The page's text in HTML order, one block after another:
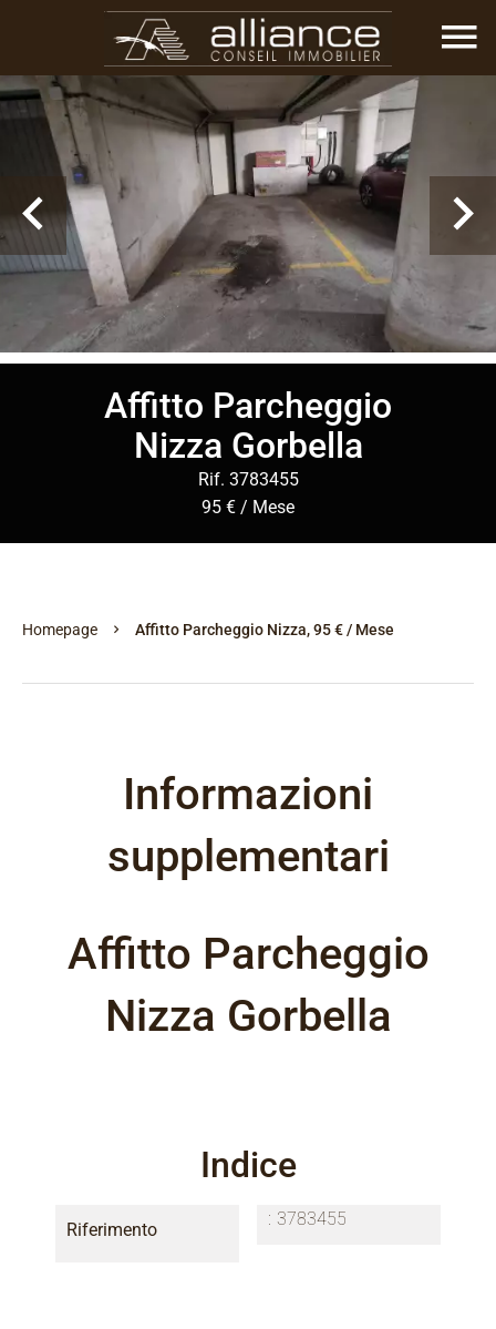
Affitto Parcheggio
Nizza Gorbella
Rif. 3783455
95 € / Mese
Homepage Affitto Parcheggio Nizza, 95 € / Mese
Informazioni
supplementari
Affitto Parcheggio
Nizza Gorbella
Indice
Riferimento
3783455